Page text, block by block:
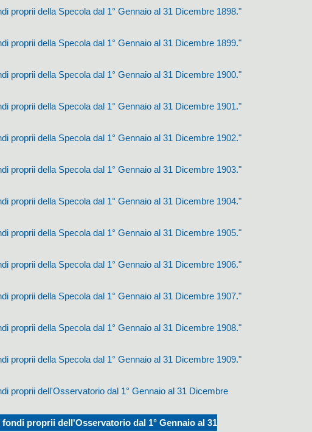
proprii della Specola dal 1° Gennaio al 31 Dicembre 1898."
proprii della Specola dal 1° Gennaio al 31 Dicembre 1899."
proprii della Specola dal 1° Gennaio al 31 Dicembre 1900."
proprii della Specola dal 1° Gennaio al 31 Dicembre 1901."
proprii della Specola dal 1° Gennaio al 31 Dicembre 1902."
proprii della Specola dal 1° Gennaio al 31 Dicembre 1903."
proprii della Specola dal 1° Gennaio al 31 Dicembre 1904."
proprii della Specola dal 1° Gennaio al 31 Dicembre 1905."
proprii della Specola dal 1° Gennaio al 31 Dicembre 1906."
proprii della Specola dal 1° Gennaio al 31 Dicembre 1907."
proprii della Specola dal 1° Gennaio al 31 Dicembre 1908."
proprii della Specola dal 1° Gennaio al 31 Dicembre 1909."
proprii dell'Osservatorio dal 1° Gennaio al 31 Dicembre
proprii dell'Osservatorio dal 1° Gennaio al 31